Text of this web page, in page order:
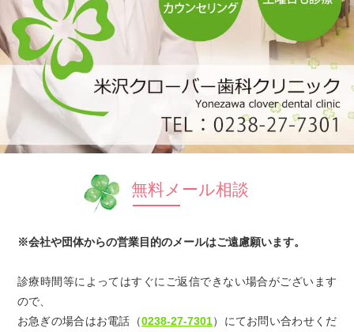
無料メール相談
※会社や団体からの営業目的のメールはご遠慮願います。
診療時間等によってはすぐにご返信できない場合がございます
ので、
お急ぎの場合はお電話（0238-27-7301）にてお問い合わせくだ